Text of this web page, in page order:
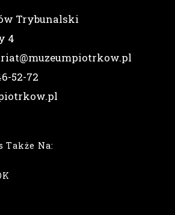
Trybunalski
4
52-72
Także Na: